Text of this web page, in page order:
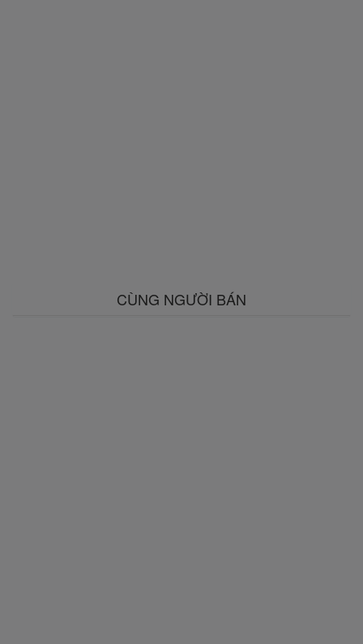
CÙNG NGƯỜI BÁN